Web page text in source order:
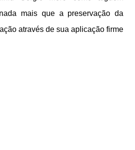
mais que a preservação da
através de sua aplicação firme